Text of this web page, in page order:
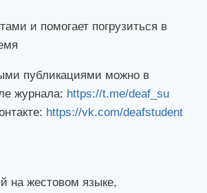
и помогает погрузиться в
публикациями можно в
журнала: https://t.me/deaf_su
https://vk.com/deafstudent
на жестовом языке,